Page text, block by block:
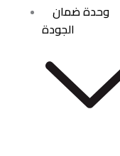
وحدة ضمان
الجودة